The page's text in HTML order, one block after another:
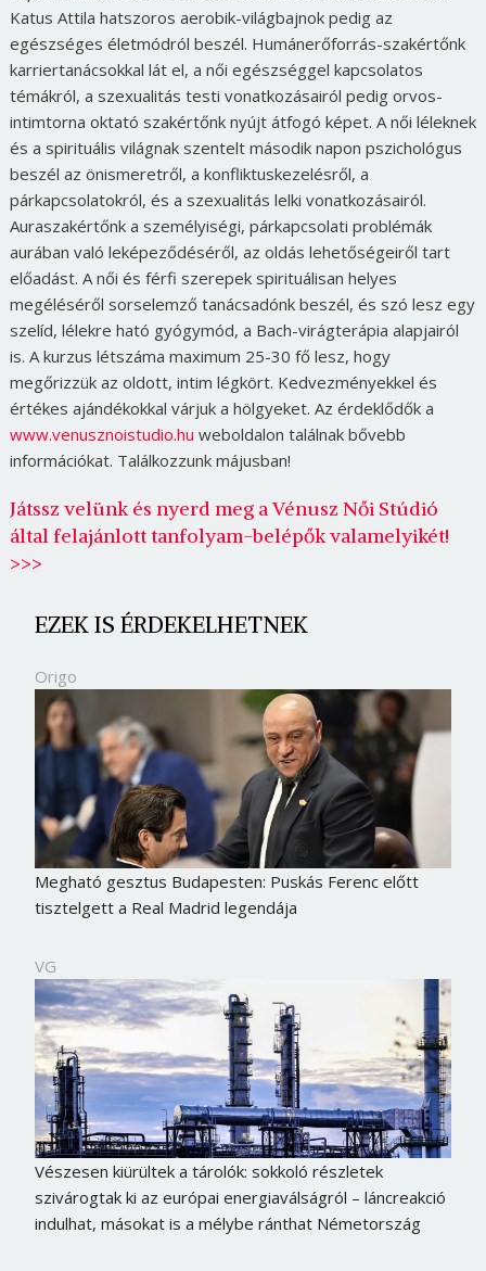
Katus Attila hatszoros aerobik-világbajnok pedig az
egészséges életmódról beszél. Humánerőforrás-szakértőnk
karriertanácsokkal lát el, a női egészséggel kapcsolatos
témákról, a szexualitás testi vonatkozásairól pedig orvos-
intimtorna oktató szakértőnk nyújt átfogó képet. A női léleknek
és a spirituális világnak szentelt második napon pszichológus
beszél az önismeretről, a konfliktuskezelésről, a
párkapcsolatokról, és a szexualitás lelki vonatkozásairól.
Auraszakértőnk a személyiségi, párkapcsolati problémák
aurában való leképeződéséről, az oldás lehetőségeiről tart
előadást. A női és férfi szerepek spirituálisan helyes
megéléséről sorselemző tanácsadónk beszél, és szó lesz egy
szelíd, lélekre ható gyógymód, a Bach-virágterápia alapjairól
is. A kurzus létszáma maximum 25-30 fő lesz, hogy
megőrizzük az oldott, intim légkört. Kedvezményekkel és
értékes ajándékokkal várjuk a hölgyeket. Az érdeklődők a
www.venusznoistudio.hu weboldalon találnak bővebb
információkat. Találkozzunk májusban!
Játssz velünk és nyerd meg a Vénusz Női Stúdió
által felajánlott tanfolyam-belépők valamelyikét!
>>>
EZEK IS ÉRDEKELHETNEK
Origo
Megható gesztus Budapesten: Puskás Ferenc előtt
tisztelgett a Real Madrid legendája
VG
Vészesen kiürültek a tárolók: sokkoló részletek
szivárogtak ki az európai energiaválságról – láncreakció
indulhat, másokat is a mélybe ránthat Németország